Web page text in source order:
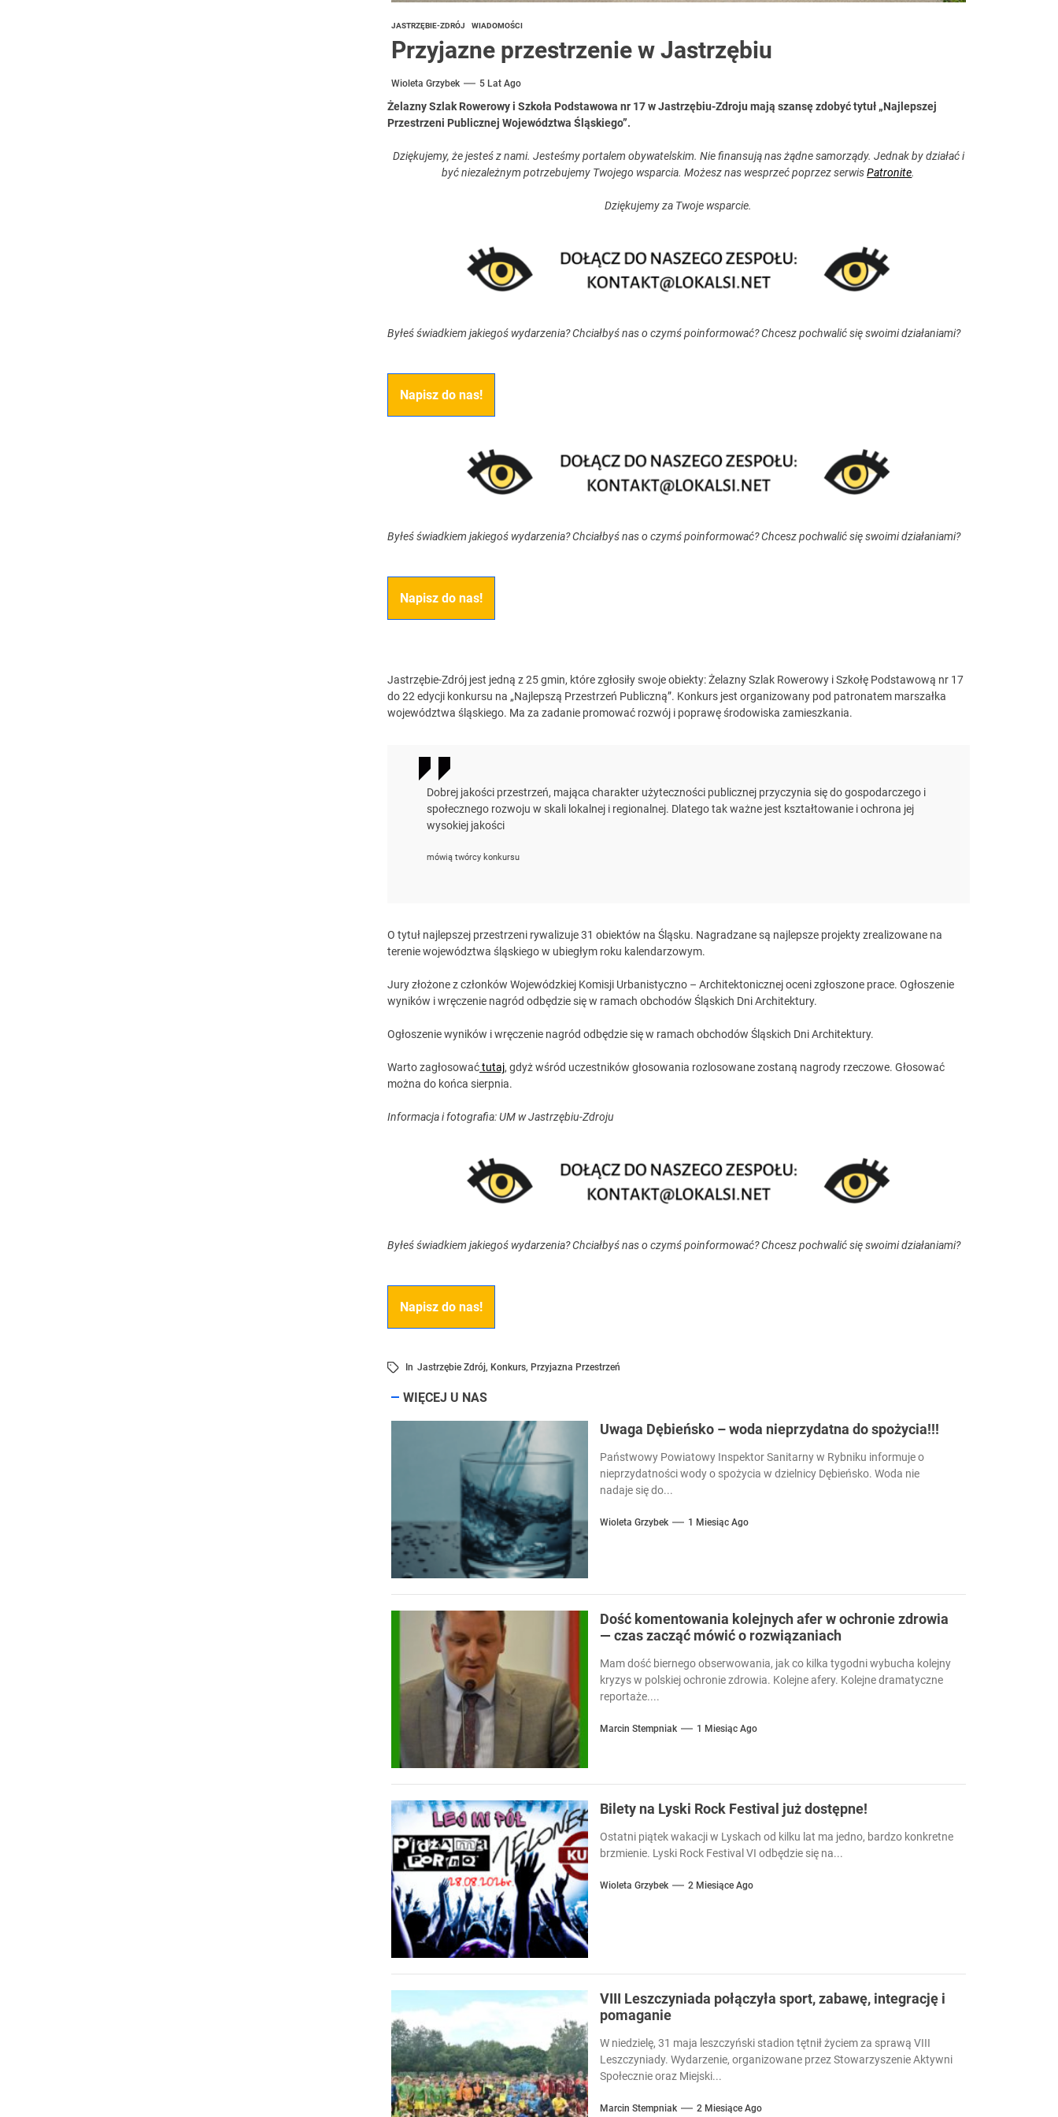
JASTRZĘBIE-ZDRÓJ WIADOMOŚCI
Przyjazne przestrzenie w Jastrzębiu
Wioleta Grzybek 5 Lat Ago
Żelazny Szlak Rowerowy i Szkoła Podstawowa nr 17 w Jastrzębiu-Zdroju mają szansę zdobyć tytuł „Najlepszej
Przestrzeni Publicznej Województwa Śląskiego”.
Dziękujemy, że jesteś z nami. Jesteśmy portalem obywatelskim. Nie finansują nas żądne samorządy. Jednak by działać i
być niezależnym potrzebujemy Twojego wsparcia. Możesz nas wesprzeć poprzez serwisPatronite.
Dziękujemy za Twoje wsparcie.
Byłeś świadkiem jakiegoś wydarzenia? Chciałbyś nas o czymś poinformować? Chcesz pochwalić się swoimi działaniami?
Napisz do nas!
Byłeś świadkiem jakiegoś wydarzenia? Chciałbyś nas o czymś poinformować? Chcesz pochwalić się swoimi działaniami?
Napisz do nas!
Jastrzębie-Zdrój jest jedną z 25 gmin, które zgłosiły swoje obiekty: Żelazny Szlak Rowerowy i Szkołę Podstawową nr 17
do 22 edycji konkursu na „Najlepszą Przestrzeń Publiczną”. Konkurs jest organizowany pod patronatem marszałka
województwa śląskiego. Ma za zadanie promować rozwój i poprawę środowiska zamieszkania.
Dobrej jakości przestrzeń, mająca charakter użyteczności publicznej przyczynia się do gospodarczego i
społecznego rozwoju w skali lokalnej i regionalnej. Dlatego tak ważne jest kształtowanie i ochrona jej
wysokiej jakości
mówią twórcy konkursu
O tytuł najlepszej przestrzeni rywalizuje 31 obiektów na Śląsku. Nagradzane są najlepsze projekty zrealizowane na
terenie województwa śląskiego w ubiegłym roku kalendarzowym.
Jury złożone z członków Wojewódzkiej Komisji Urbanistyczno – Architektonicznej oceni zgłoszone prace. Ogłoszenie
wyników i wręczenie nagród odbędzie się w ramach obchodów Śląskich Dni Architektury.
Ogłoszenie wyników i wręczenie nagród odbędzie się w ramach obchodów Śląskich Dni Architektury.
Warto zagłosowaćtutaj, gdyż wśród uczestników głosowania rozlosowane zostaną nagrody rzeczowe. Głosować
można do końca sierpnia.
Informacja i fotografia: UM w Jastrzębiu-Zdroju
Byłeś świadkiem jakiegoś wydarzenia? Chciałbyś nas o czymś poinformować? Chcesz pochwalić się swoimi działaniami?
Napisz do nas!
In Jastrzębie Zdrój, Konkurs, Przyjazna Przestrzeń
WIĘCEJ U NAS
Uwaga Dębieńsko – woda nieprzydatna do spożycia!!!
Państwowy Powiatowy Inspektor Sanitarny w Rybniku informuje o
nieprzydatności wody o spożycia w dzielnicy Dębieńsko. Woda nie
nadaje się do...
Wioleta Grzybek 1 Miesiąc Ago
Dość komentowania kolejnych afer w ochronie zdrowia
— czas zacząć mówić o rozwiązaniach
Mam dość biernego obserwowania, jak co kilka tygodni wybucha kolejny
kryzys w polskiej ochronie zdrowia. Kolejne afery. Kolejne dramatyczne
reportaże....
Marcin Stempniak 1 Miesiąc Ago
Bilety na Lyski Rock Festival już dostępne!
Ostatni piątek wakacji w Lyskach od kilku lat ma jedno, bardzo konkretne
brzmienie. Lyski Rock Festival VI odbędzie się na...
Wioleta Grzybek 2 Miesiące Ago
VIII Leszczyniada połączyła sport, zabawę, integrację i
pomaganie
W niedzielę, 31 maja leszczyński stadion tętnił życiem za sprawą VIII
Leszczyniady. Wydarzenie, organizowane przez Stowarzyszenie Aktywni
Społecznie oraz Miejski...
Marcin Stempniak 2 Miesiące Ago